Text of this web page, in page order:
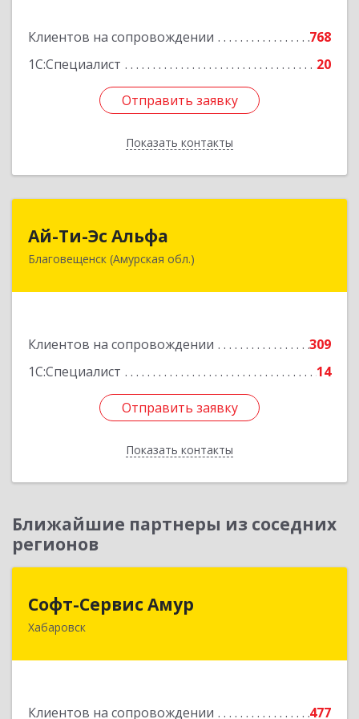
Клиентов на сопровождении
768
1С:Специалист
20
Отправить заявку
Показать контакты
Отправить заявку
Назад
Ай-Ти-Эс Альфа
Благовещенск (Амурская обл.)
Клиентов на сопровождении
309
1С:Специалист
14
Отправить заявку
Показать контакты
675000, Амурская обл, Благовещенск г, Зейская
Отправить заявку
Назад
Ближайшие партнеры из соседних
регионов
Софт-Сервис Амур
Хабаровск
Клиентов на сопровождении 477
680000, Хабаровский край, Хабаровск г,